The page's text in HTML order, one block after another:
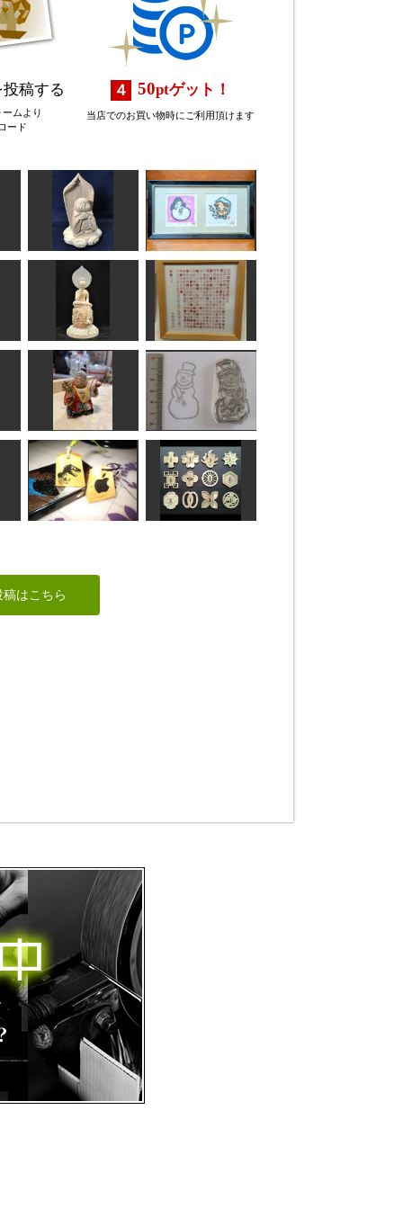
稿する
ムより
ード
50ptゲット！
当店でのお買い物時にご利用頂けます
夢地蔵
俊造
「おかめ」と「ひょ
っとこ」
IKA,Create.
中宮寺 弥勒菩薩半
跏像
正念
般若心経
布袋三番叟 スノーマン
アナ
チ
はこちら